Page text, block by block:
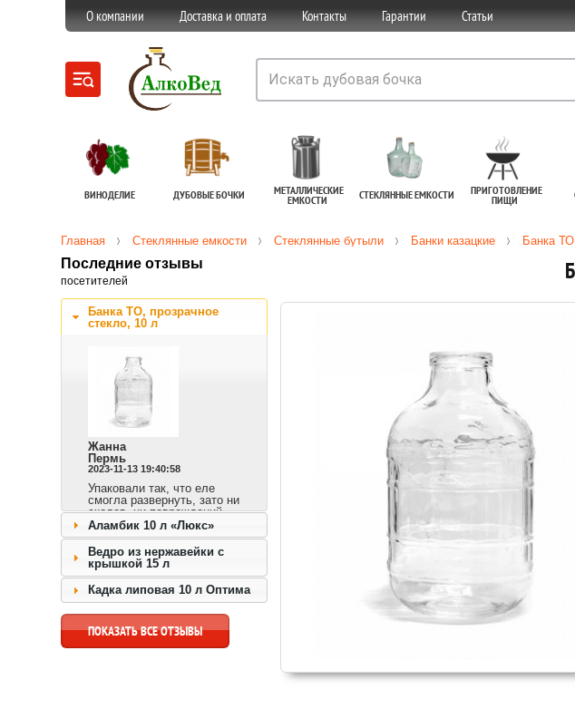
О компании Доставка и оплата Контакты Гарантии Статьи
ВИНОДЕЛИЕ ДУБОВЫЕ БОЧКИ МЕТАЛЛИЧЕСКИЕ
ЕМКОСТИ СТЕКЛЯННЫЕ ЕМКОСТИ ПРИГОТОВЛЕНИЕ
ПИЩИ
Главная Стеклянные емкости Стеклянные бутыли Банки казацкие Банка
Последние отзывы
посетителей
Банка ТО, прозрачное
стекло, 10 л
Жанна
Пермь
2023-11-13 19:40:58
Упаковали так, что еле
смогла развернуть, зато ни
сколов, ни повреждений.
Сразу видно,
ответственный продавец и
доставка быстрая.
перейти к товару >>
Аламбик 10 л «Люкс»
Ведро из нержавейки с
крышкой 15 л
Кадка липовая 10 л Оптима
ПОКАЗАТЬ ВСЕ ОТЗЫВЫ